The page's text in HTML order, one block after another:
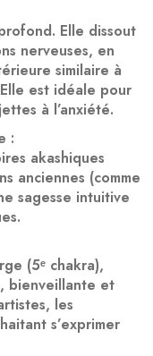
. Elle dissout
nerveuses, en
similaire à
est idéale pour
à l’anxiété.
:
akashiques
anciennes (comme
sagesse intuitive
(5ᵉ chakra),
bienveillante et
les
s’exprimer